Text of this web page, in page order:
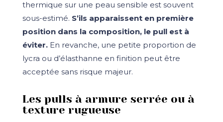
thermique sur une peau sensible est souvent
sous-estimé. S’ils apparaissent en première
position dans la composition, le pull est à
éviter.En revanche, une petite proportion de
lycra ou d’élasthanne en finition peut être
acceptée sans risque majeur.
Les pulls à armure serrée ou à
texture rugueuse